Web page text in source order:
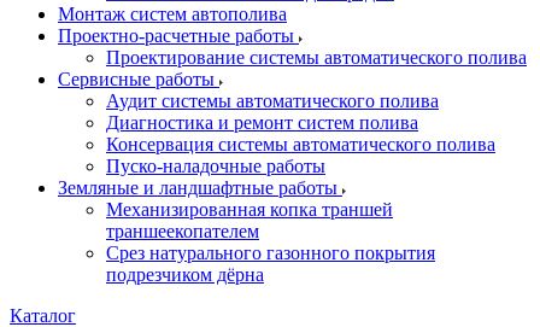
Монтаж систем автополива
Проектно-расчетные работы
Проектирование системы автоматического полива
Сервисные работы
Аудит системы автоматического полива
Диагностика и ремонт систем полива
Консервация системы автоматического полива
Пуско-наладочные работы
Земляные и ландшафтные работы
Механизированная копка траншей
траншеекопателем
Срез натурального газонного покрытия
подрезчиком дёрна
Каталог